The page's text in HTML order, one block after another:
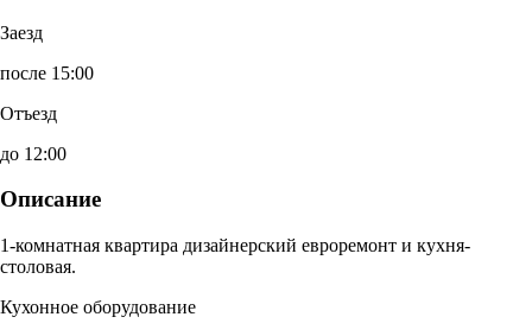
Заезд
после 15:00
Отъезд
до 12:00
Описание
1-комнатная квартира дизайнерский евроремонт и кухня-
столовая.
Кухонное оборудование